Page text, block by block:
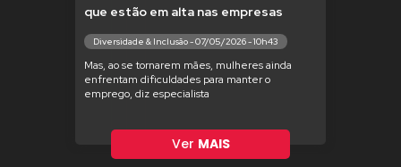
que estão em alta nas empresas
Diversidade & Inclusão - 07/05/2026 - 10h43
Mas, ao se tornarem mães, mulheres ainda
enfrentam dificuldades para manter o
emprego, diz especialista
Ver MAIS